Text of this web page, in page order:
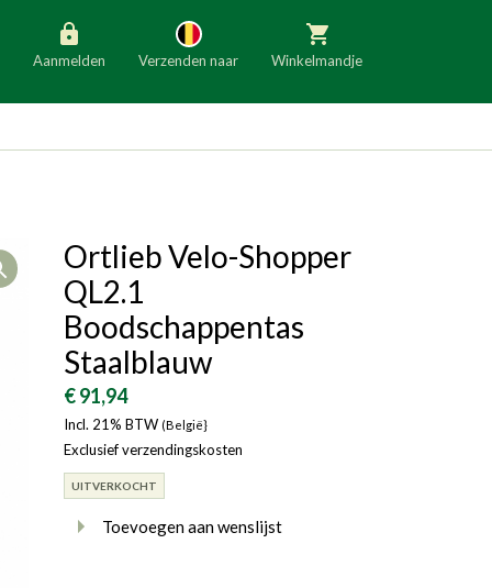
Aanmelden Verzenden naar
Slovenië Italië
Denemarken Finland
Bulgarije
Winkelmandje
Open
Ortlieb Velo-Shopper
QL2.1
Boodschappentas
Staalblauw
€ 91,94
Incl. 21% BTW (België}
Exclusief verzendingskosten
UITVERKOCHT
Toevoegen aan wenslijst